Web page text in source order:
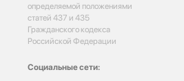
определяемой положениями
статей 437 и 435
Гражданского кодекса
Российской Федерации
Социальные сети: